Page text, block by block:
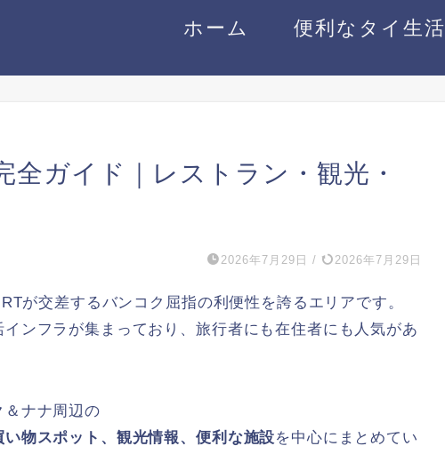
ホーム 便利なタイ生活
全ガイド｜レストラン・観光・
2026年7月29日 / 2026年7月29日
が交差するバンコク屈指の利便性を誇るエリアです。
ンフラが集まっており、旅行者にも在住者にも人気があ
＆ナナ周辺の
物スポット、観光情報、便利な施設を中心にまとめてい